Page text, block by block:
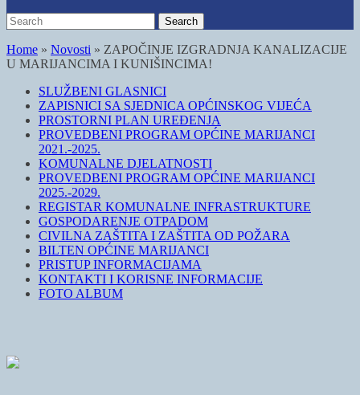
Search
for:
Search
Home » Novosti » ZAPOČINJE IZGRADNJA KANALIZACIJE
U MARIJANCIMA I KUNIŠINCIMA!
SLUŽBENI GLASNICI
ZAPISNICI SA SJEDNICA OPĆINSKOG VIJEĆA
PROSTORNI PLAN UREĐENJA
PROVEDBENI PROGRAM OPĆINE MARIJANCI
2021.-2025.
KOMUNALNE DJELATNOSTI
PROVEDBENI PROGRAM OPĆINE MARIJANCI
2025.-2029.
REGISTAR KOMUNALNE INFRASTRUKTURE
GOSPODARENJE OTPADOM
CIVILNA ZAŠTITA I ZAŠTITA OD POŽARA
BILTEN OPĆINE MARIJANCI
PRISTUP INFORMACIJAMA
KONTAKTI I KORISNE INFORMACIJE
FOTO ALBUM